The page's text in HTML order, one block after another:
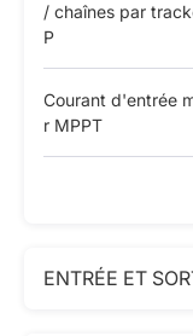
/ chaînes par
P
Courant d'entrée
r MPPT
ENTRÉE ET